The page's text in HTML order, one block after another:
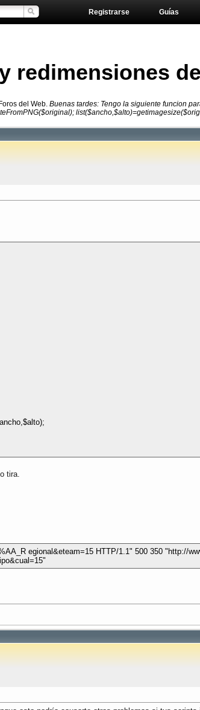
Guías
Registrarse
redimensiones
del Web. Buenas tardes: Tengo la siguiente funcion
tira.
egional&eteam=15 HTTP/1.1" 500 350 "http://